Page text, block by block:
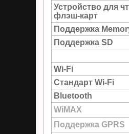
Устройство для
флэш-карт
Поддержка
Поддержка SD
Wi-Fi
Стандарт Wi-Fi
Bluetooth
WiMAX
Поддержка GPRS